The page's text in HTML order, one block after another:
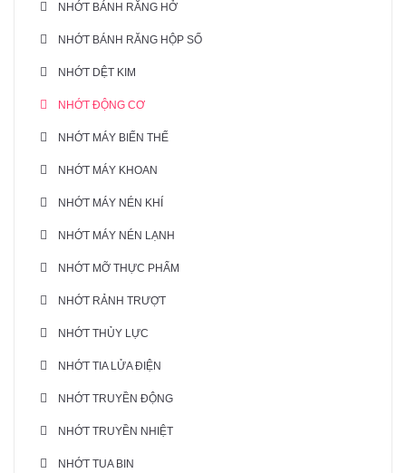
NHỚT BÁNH RĂNG HỞ
NHỚT BÁNH RĂNG HỘP SỐ
NHỚT DỆT KIM
NHỚT ĐỘNG CƠ
NHỚT MÁY BIẾN THẾ
NHỚT MÁY KHOAN
NHỚT MÁY NÉN KHÍ
NHỚT MÁY NÉN LẠNH
NHỚT MỠ THỰC PHẨM
NHỚT RẢNH TRƯỢT
NHỚT THỦY LỰC
NHỚT TIA LỬA ĐIỆN
NHỚT TRUYỀN ĐỘNG
NHỚT TRUYỀN NHIỆT
NHỚT TUA BIN